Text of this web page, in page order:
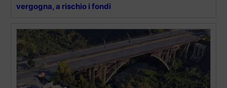
vergogna, a rischio i fondi